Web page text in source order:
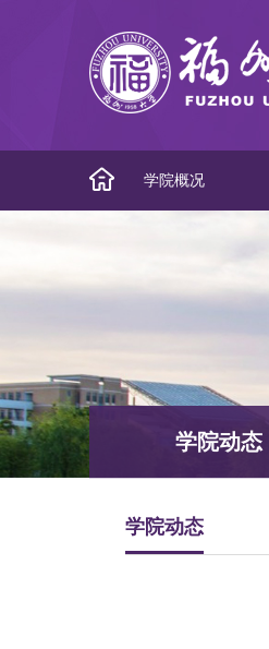
学院概况
学院动态
学院动态